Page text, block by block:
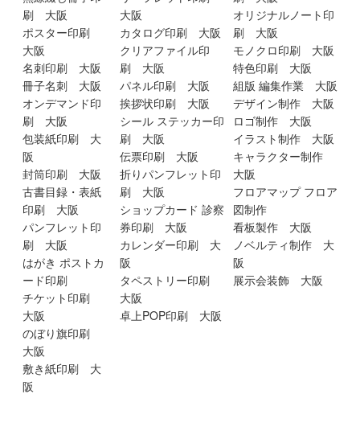
刷 大阪
ポスター印刷
大阪
名刺印刷 大阪
冊子名刺 大阪
オンデマンド印
刷 大阪
包装紙印刷 大
阪
封筒印刷 大阪
古書目録・表紙
印刷 大阪
パンフレット印
刷 大阪
はがき ポストカ
ード印刷
チケット印刷
大阪
のぼり旗印刷
大阪
敷き紙印刷 大
阪
大阪
カタログ印刷 大阪
クリアファイル印
刷 大阪
パネル印刷 大阪
挨拶状印刷 大阪
シール ステッカー印
刷 大阪
伝票印刷 大阪
折りパンフレット印
刷 大阪
ショップカード 診察
券印刷 大阪
カレンダー印刷 大
阪
タペストリー印刷
大阪
卓上POP印刷 大阪
オリジナルノート印
刷 大阪
モノクロ印刷 大阪
特色印刷 大阪
組版 編集作業 大阪
デザイン制作 大阪
ロゴ制作 大阪
イラスト制作 大阪
キャラクター制作
大阪
フロアマップ フロア
図制作
看板製作 大阪
ノベルティ制作 大
阪
展示会装飾 大阪